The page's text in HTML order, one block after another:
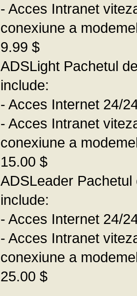
- Acces Intranet
conexiune a
9.99 $
ADSLight Pachetul
include:
- Acces Internet 24/
- Acces Intranet
conexiune a
15.00 $
ADSLeader
include:
- Acces Internet 24/
- Acces Intranet
conexiune a
25.00 $